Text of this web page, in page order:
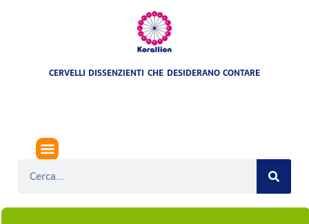
CERVELLI DISSENZIENTI CHE DESIDERANO CONTARE